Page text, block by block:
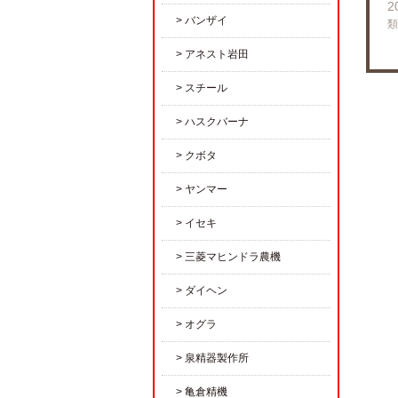
バンザイ
アネスト岩田
スチール
ハスクバーナ
クボタ
ヤンマー
イセキ
三菱マヒンドラ農機
ダイヘン
オグラ
泉精器製作所
亀倉精機